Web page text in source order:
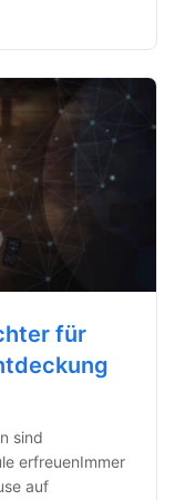
für
sind
erfreuenImmer
auf